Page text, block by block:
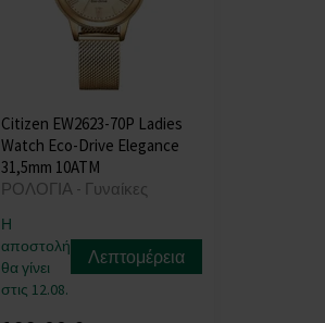
Citizen EW2623-70P Ladies
Watch Eco-Drive Elegance
31,5mm 10ATM
ΡΟΛΟΓΙΑ - Γυναίκες
Η
αποστολή
θα γίνει
στις 12.08.
Λεπτομέρεια